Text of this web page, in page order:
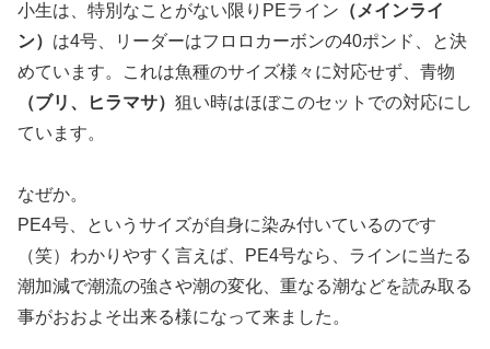
小生は、特別なことがない限りPEライン （メインライ
ン） は4号、リーダーはフロロカーボンの40ポンド、と決
めています。これは魚種のサイズ様々に対応せず、青物
（ブリ、ヒラマサ） 狙い時はほぼこのセットでの対応にし
ています。
なぜか。
PE4号、というサイズが自身に染み付いているのです
（笑）わかりやすく言えば、PE4号なら、ラインに当たる
潮加減で潮流の強さや潮の変化、重なる潮などを読み取る
事がおおよそ出来る様になって来ました。